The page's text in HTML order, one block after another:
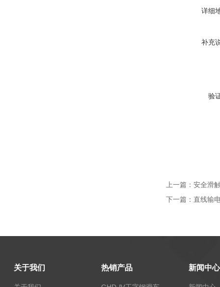
详细
补充
验
上一篇： 安全滑
下一篇： 直线输
关于我们 热销产品 新闻中心